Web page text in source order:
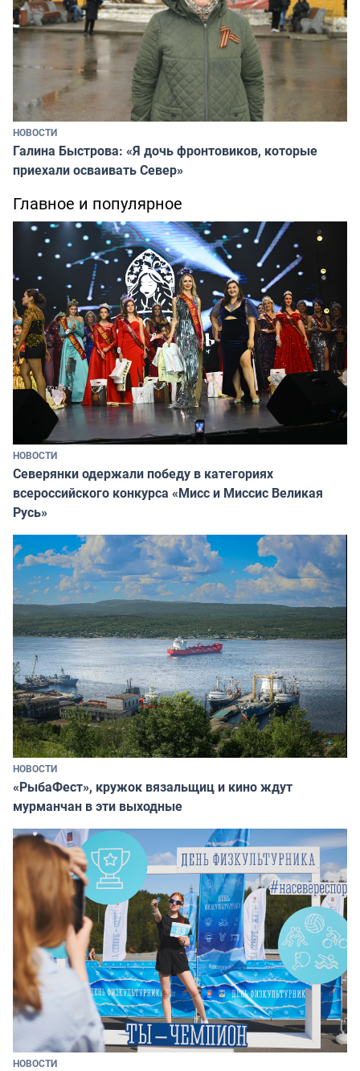
НОВОСТИ
Галина Быстрова: «Я дочь фронтовиков, которые
приехали осваивать Север»
Главное и популярное
НОВОСТИ
Северянки одержали победу в категориях
всероссийского конкурса «Мисс и Миссис Великая
Русь»
НОВОСТИ
«РыбаФест», кружок вязальщиц и кино ждут
мурманчан в эти выходные
НОВОСТИ